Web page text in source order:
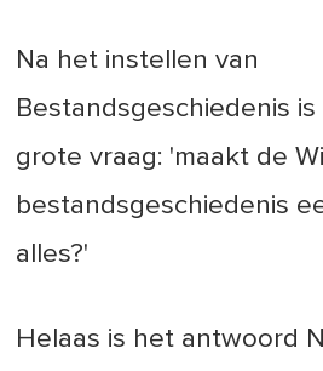
Na het instellen van
Bestandsgeschiedenis
grote vraag: 'maakt de
bestandsgeschiedenis
alles?'
Helaas is het antwoord